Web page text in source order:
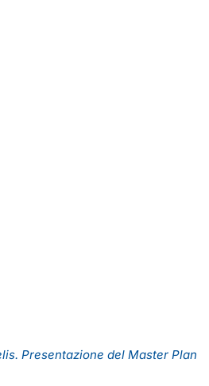
Presentazione del Master Plan